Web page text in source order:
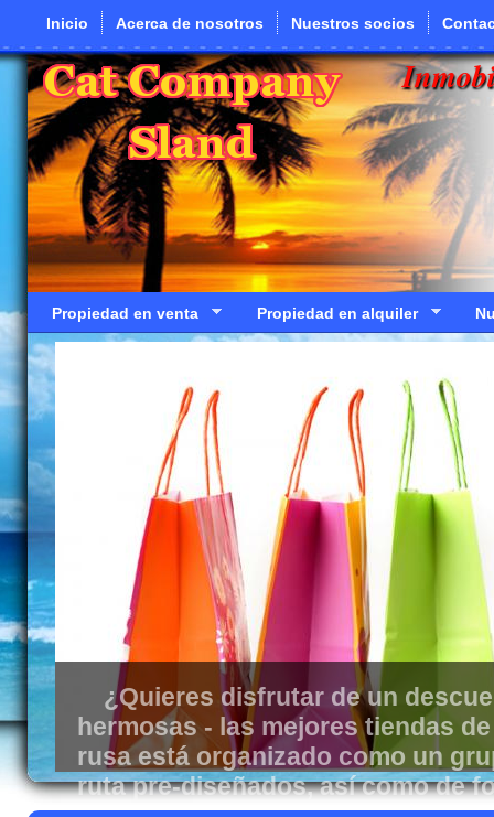
Pasar al contenido principal
Inicio Acerca de nosotros Nuestros socios
Propiedad en venta Propiedad en alquiler
¿Quieres disfrutar de un
hermosas - las mejores tiendas
rusa está organizado como un
ruta pre-diseñados, así como de
Pensando en cómo construir / reformar su
España. En este caso nuestra empresa - este es